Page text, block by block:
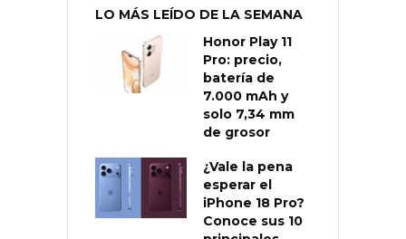
LO MÁS LEÍDO DE LA SEMANA
Honor Play 11
Pro: precio,
batería de
7.000 mAh y
solo 7,34 mm
de grosor
¿Vale la pena
esperar el
iPhone 18 Pro?
Conoce sus 10